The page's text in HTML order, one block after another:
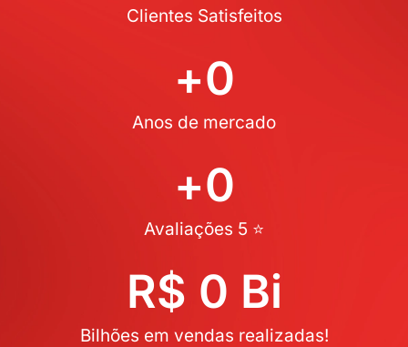
Clientes Satisfeitos
Anos de mercado
+0
Avaliações 5 ⭐
+0
Bilhões em vendas realizadas!
R$ 0 Bi